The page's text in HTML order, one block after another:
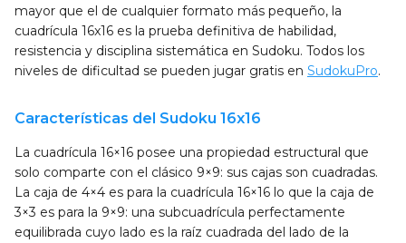
mayor que el de cualquier formato más pequeño, la
cuadrícula 16x16 es la prueba definitiva de habilidad,
resistencia y disciplina sistemática en Sudoku. Todos los
niveles de dificultad se pueden jugar gratis en SudokuPro.
Características del Sudoku 16x16
La cuadrícula 16×16 posee una propiedad estructural que
solo comparte con el clásico 9×9: sus cajas son cuadradas.
La caja de 4×4 es para la cuadrícula 16×16 lo que la caja de
3×3 es para la 9×9: una subcuadrícula perfectamente
equilibrada cuyo lado es la raíz cuadrada del lado de la